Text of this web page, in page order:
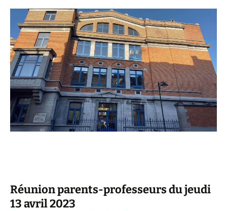
Réunion parents-professeurs du jeudi
13 avril 2023